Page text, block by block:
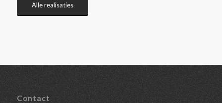
Alle realisaties
Contact